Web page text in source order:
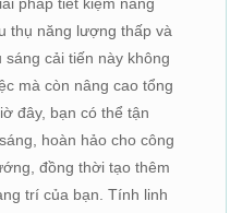
thụ năng lượng thấp và
cải tiến này không
mà còn nâng cao tổng
đây, bạn có thể tận
hoàn hảo cho công
đồng thời tạo thêm
trí của bạn. Tính linh